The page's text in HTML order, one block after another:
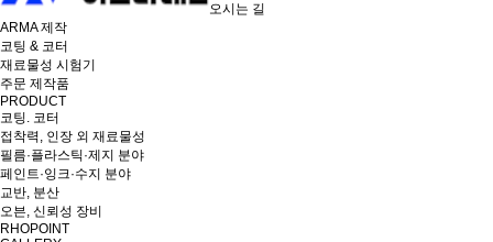
오시는 길
ARMA 제작
코팅 & 코터
재료물성 시험기
주문 제작품
PRODUCT
코팅. 코터
접착력, 인장 외 재료물성
필름·플라스틱·제지 분야
페인트·잉크·수지 분야
교반, 분산
오븐, 신뢰성 장비
RHOPOINT